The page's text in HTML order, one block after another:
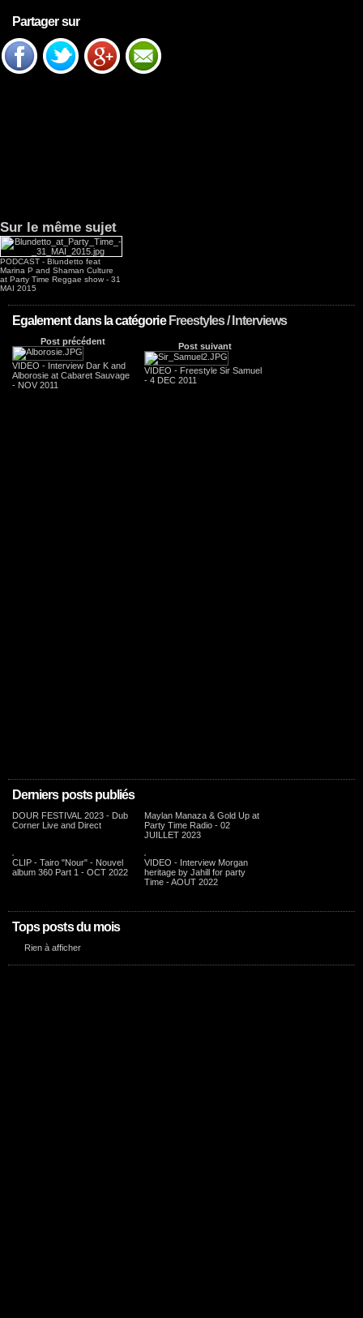
Partager sur
Sur le même sujet
PODCAST - Blundetto feat
Marina P and Shaman Culture
at Party Time Reggae show - 31
MAI 2015
Egalement dans la catégorie Freestyles / Interviews
Post précédent
VIDEO - Interview Dar K and
Alborosie at Cabaret Sauvage
- NOV 2011
Post suivant
VIDEO - Freestyle Sir Samuel
- 4 DEC 2011
Derniers posts publiés
DOUR FESTIVAL 2023 - Dub
Corner Live and Direct
Maylan Manaza & Gold Up at
Party Time Radio - 02
JUILLET 2023
CLIP - Tairo "Nour" - Nouvel
album 360 Part 1 - OCT 2022
VIDEO - Interview Morgan
heritage by Jahill for party
Time - AOUT 2022
Tops posts du mois
Rien à afficher